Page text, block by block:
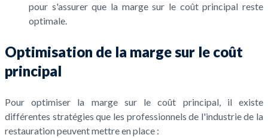
pour s'assurer que la marge sur le coût principal reste
optimale.
Optimisation de la marge sur le coût
principal
Pour optimiser la marge sur le coût principal, il existe
différentes stratégies que les professionnels de l'industrie de la
restauration peuvent mettre en place :